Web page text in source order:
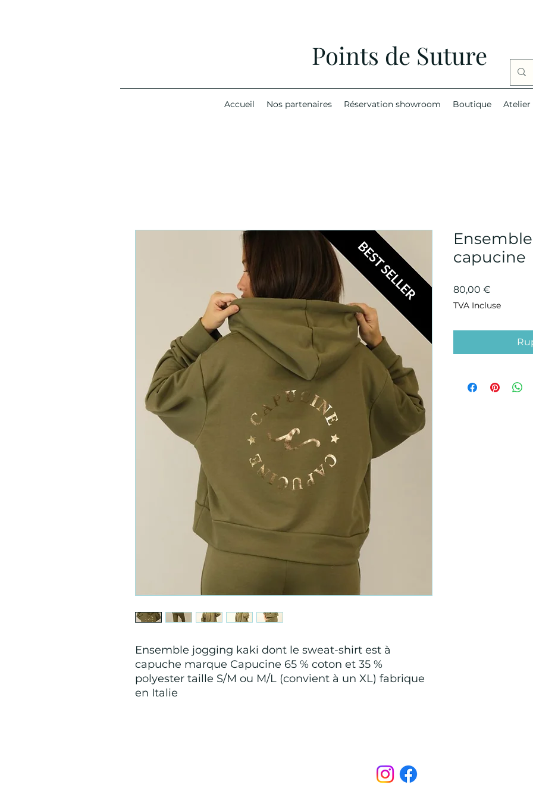
Points de Suture
Accueil Nos partenaires Réservation showroom Boutique Atelier
Ensemble jogging kaki dont le sweat-shirt est à
capuche marque Capucine 65 % coton et 35 %
polyester taille S/M ou M/L (convient à un XL) fabrique
en Italie
capucine
80,00 €
TVA Incluse